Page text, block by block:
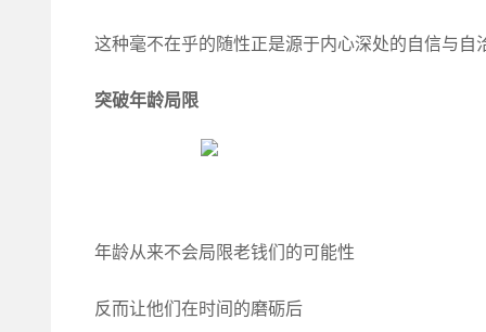
这种毫不在乎的随性正是源于内心深处的自信与自
突破年龄局限
年龄从来不会局限老钱们的可能性
反而让他们在时间的磨砺后